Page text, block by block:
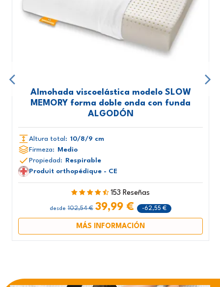
Almohada viscoelástica modelo SLOW
MEMORY forma doble onda con funda
ALGODÓN
Altura total: 10/8/9 cm
Firmeza:
Medio
Propiedad:
Respirable
Produit orthopédique - CE
153 Reseñas
desde 102,54 € 39,99 € -62,55 €
MÁS INFORMACIÓN